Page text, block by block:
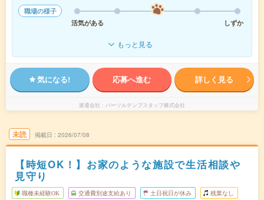
職場の様子
活気がある
しずか
もっと見る
気になる! 応募へ進む 詳しく見る
派遣会社 パーソルテンプスタッフ株式会社
未読 掲載日 2026/07/08
【時短OK！】お家のような施設で生活相談や
見守り
職種未経験OK 交通費別途支給あり 土日祝日が休み 残業なし